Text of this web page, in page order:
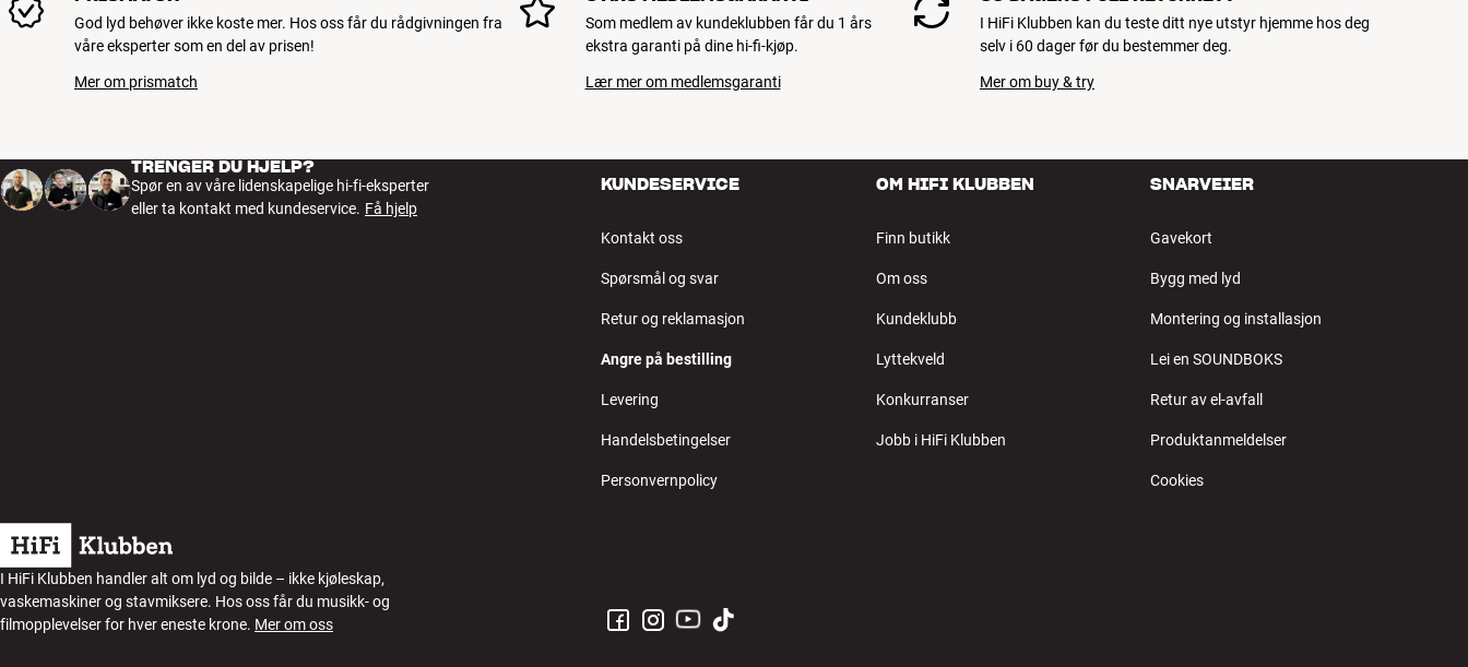
God lyd behøver ikke koste mer. Hos oss får du rådgivningen fra
våre eksperter som en del av prisen!
Mer om prismatch
Som medlem av kundeklubben får du 1 års
ekstra garanti på dine hi-fi-kjøp.
Lær mer om medlemsgaranti
I HiFi Klubben kan du teste ditt nye utstyr hjemme hos deg
selv i 60 dager før du bestemmer deg.
Mer om buy & try
TRENGER DU HJELP?
Spør en av våre lidenskapelige hi-fi-eksperter
eller ta kontakt med kundeservice. Få hjelp
KUNDESERVICE
Kontakt oss
Spørsmål og svar
Retur og reklamasjon
Angre på bestilling
Levering
Handelsbetingelser
Personvernpolicy
OM HIFI KLUBBEN
Finn butikk
Om oss
Kundeklubb
Lyttekveld
Konkurranser
Jobb i HiFi Klubben
SNARVEIER
Gavekort
Bygg med lyd
Montering og installasjon
Lei en SOUNDBOKS
Retur av el-avfall
Produktanmeldelser
Cookies
I HiFi Klubben handler alt om lyd og bilde – ikke kjøleskap,
vaskemaskiner og stavmiksere. Hos oss får du musikk- og
filmopplevelser for hver eneste krone. Mer om oss